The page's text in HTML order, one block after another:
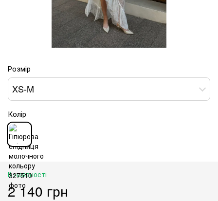
Розмір
XS-M
Колір
В наявності
2 140 грн